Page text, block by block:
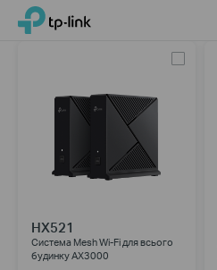
ClickTP-Link, Reliably Smart
HX521
Система Mesh Wi-Fi для всього
будинку AX3000